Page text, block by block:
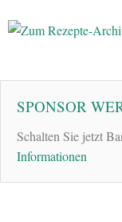
SPONSOR
Schalten Sie jetzt
Informationen